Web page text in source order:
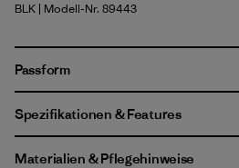
Black
BLK | Modell-Nr. 89443
Passform
Spezifikationen & Features
Materialien & Pflegehinweise